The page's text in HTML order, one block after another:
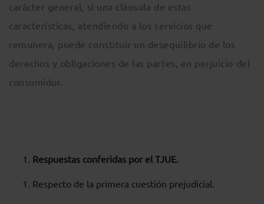
carácter general, si una cláusula de estas
características, atendiendo a los servicios que
remunera, puede constituir un desequilibrio de los
derechos y obligaciones de las partes, en perjuicio del
consumidor.
Respuestas conferidas por el TJUE.
Respecto de la primera cuestión prejudicial.